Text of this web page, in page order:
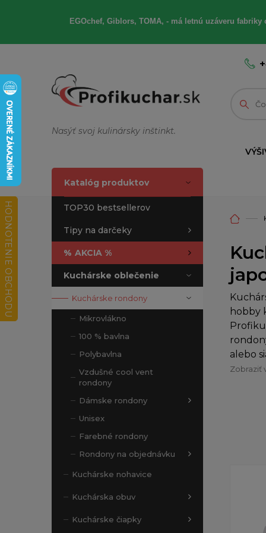
EGOchef, Giblors, TOMA, - má letnú uzáveru
Nasýť svoj kulinársky inštinkt.
Katalóg produktov
TOP30 bestsellerov
Tipy na darčeky
% AKCIA %
Kuchárske oblečenie
Kuchárske rondony
Mikrovlákno
100 % bavlna
Polybavlna
Vzdušné cool vent
rondony
Dámske rondony
Unisex
Farebné rondony
Rondony na objednávku
Kuchárske nohavice
Kuchárska obuv
Kuchárske čiapky
hobby
alebo
Zobraziť
HODNOTENIE OBCHODU